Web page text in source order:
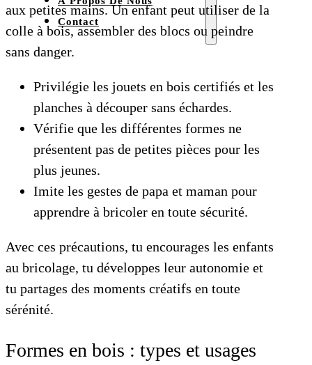
Contact
aux petites mains. Un enfant peut utiliser de la
colle à bois, assembler des blocs ou peindre
sans danger.
Privilégie les jouets en bois certifiés et les
planches à découper sans échardes.
Vérifie que les différentes formes ne
présentent pas de petites pièces pour les
plus jeunes.
Imite les gestes de papa et maman pour
apprendre à bricoler en toute sécurité.
Avec ces précautions, tu encourages les enfants
au bricolage, tu développes leur autonomie et
tu partages des moments créatifs en toute
sérénité.
Formes en bois : types et usages